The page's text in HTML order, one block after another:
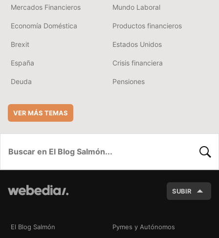
Mercados Financieros Mundo Laboral
Economía Doméstica Productos financieros
Brexit Estados Unidos
España Crisis financiera
Deuda Pensiones
VER MÁS TEMAS
SUBIR
El Blog Salmón Pymes y Autónomos